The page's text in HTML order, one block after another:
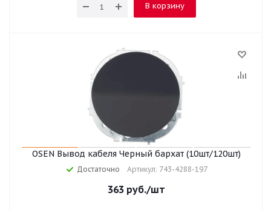
В корзину
OSEN Вывод кабеля Черный бархат (10шт/120шт)
Достаточно Артикул: 743-4288-197
363руб./шт